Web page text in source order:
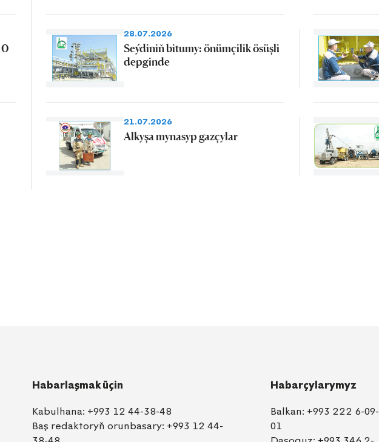
28.07.2026
Seýdiniň bitumy: önümçilik ösüşli
depginde
21.07.2026
Alkyşa mynasyp gazçylar
Habarlaşmak üçin
Kabulhana: +993 12 44-38-48
Baş redaktoryň orunbasary: +993 12 44-
Habarçylarymyz
Balkan: +993 222 6-09-
01